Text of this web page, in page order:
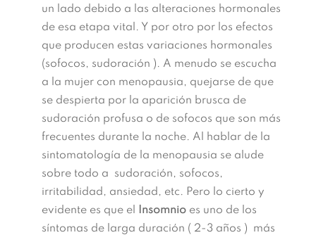
un lado debido a las alteraciones hormonales
de esa etapa vital. Y por otro por los efectos
que producen estas variaciones hormonales
(sofocos, sudoración ). A menudo se escucha
a la mujer con menopausia, quejarse de que
se despierta por la aparición brusca de
sudoración profusa o de sofocos que son más
frecuentes durante la noche. Al hablar de la
sintomatología de la menopausia se alude
sobre todo a sudoración, sofocos,
irritabilidad, ansiedad, etc. Pero lo cierto y
evidente es que el
Insomnioes uno de los
síntomas de larga duración ( 2-3 años ) más